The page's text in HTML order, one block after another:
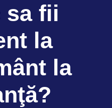
sa fii
la
la